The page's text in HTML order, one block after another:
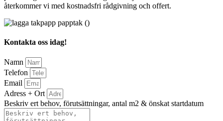
återkommer vi med kostnadsfri rådgivning och offert.
Kontakta oss idag!
Namn
Telefon
Email
Adress + Ort
Beskriv ert behov, förutsättningar, antal m2 & önskat startdatum